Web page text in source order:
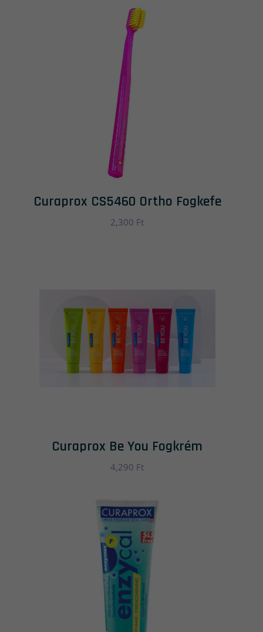
Curaprox CS5460 Ortho Fogkefe
2,300 Ft
Curaprox Be You Fogkrém
4,290 Ft